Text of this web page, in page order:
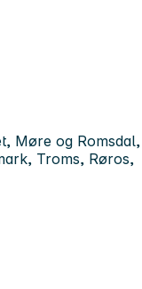
Møre og Romsdal,
Troms, Røros,